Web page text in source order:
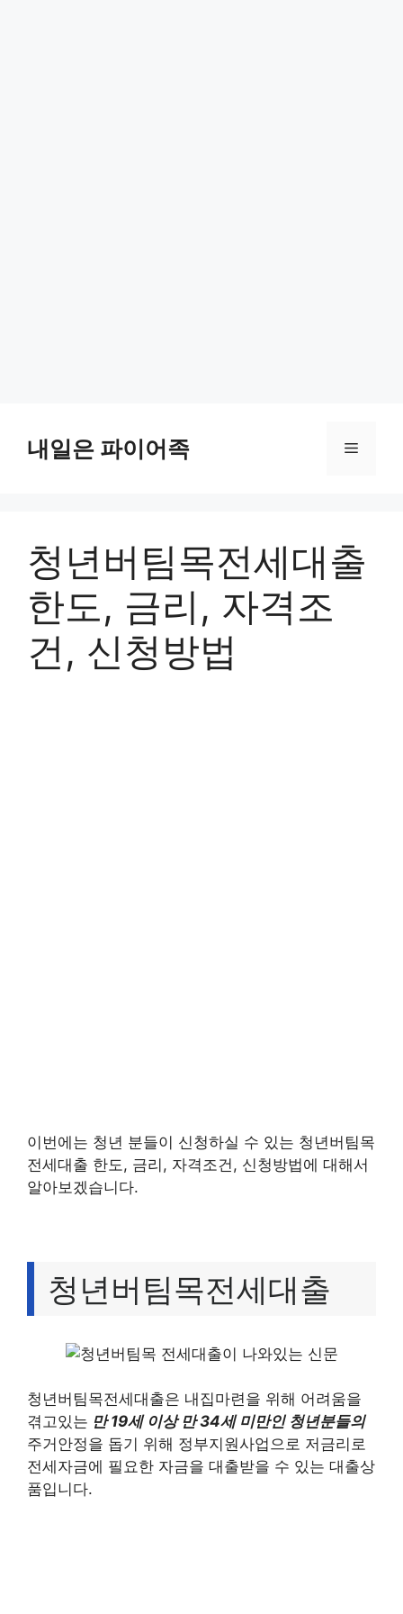
content내일은 파이어족 Menu
청년버팀목전세대출
한도, 금리, 자격조
건, 신청방법
이번에는 청년 분들이 신청하실 수 있는 청년버팀목
전세대출 한도, 금리, 자격조건, 신청방법에 대해서
알아보겠습니다.
청년버팀목전세대출
청년버팀목전세대출은 내집마련을 위해 어려움을
겪고있는 만 19세 이상 만 34세 미만인 청년분들의
주거안정을 돕기 위해 정부지원사업으로 저금리로
전세자금에 필요한 자금을 대출받을 수 있는 대출상
품입니다.